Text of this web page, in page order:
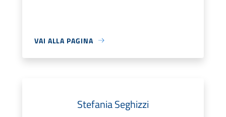
VAI ALLA PAGINA
Stefania Seghizzi